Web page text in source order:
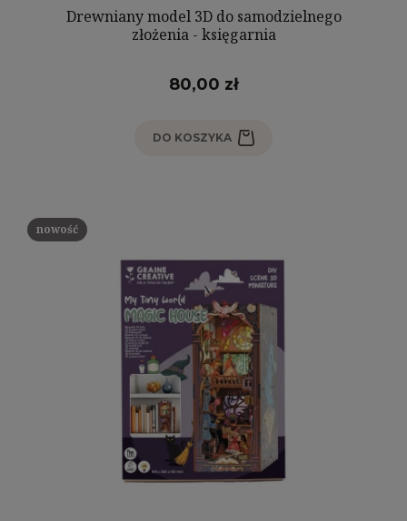
Drewniany model 3D do samodzielnego
złożenia - księgarnia
80,00 zł
DO KOSZYKA
nowość